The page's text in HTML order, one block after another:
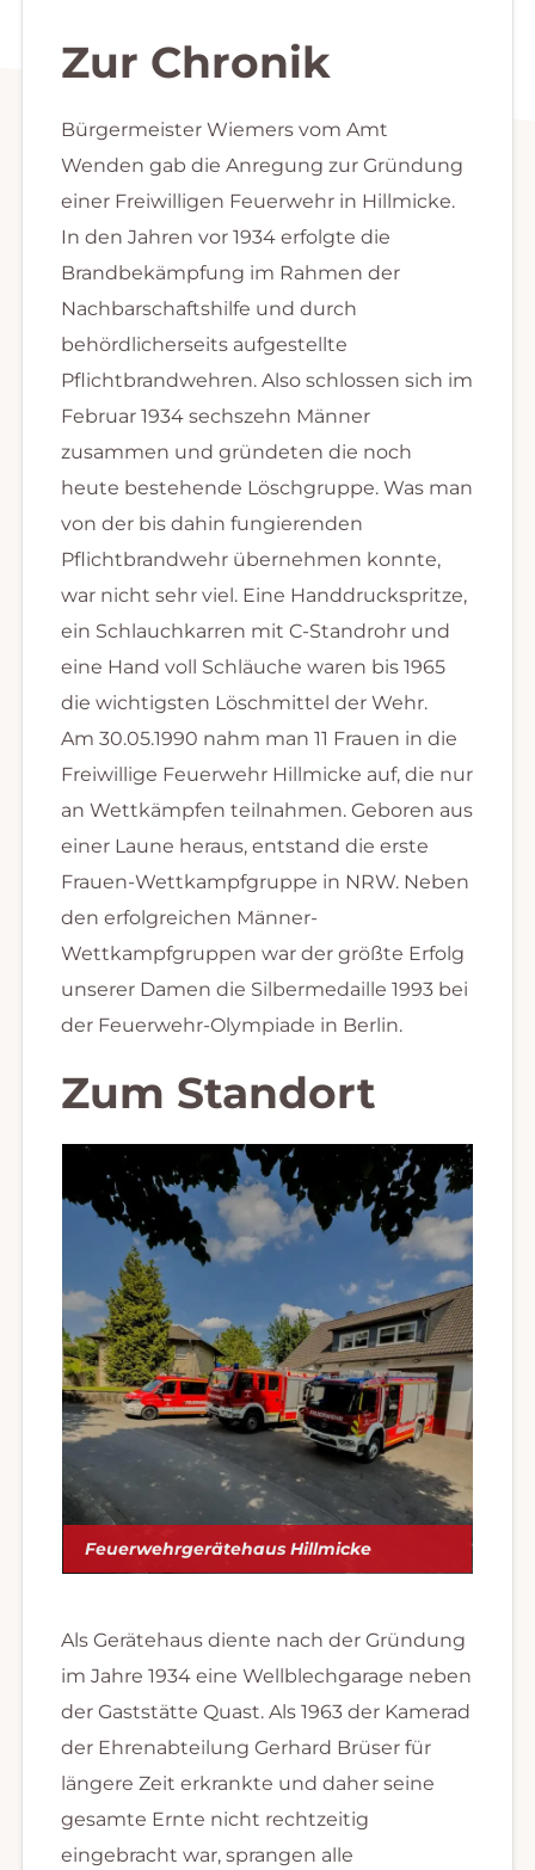
Zur Chronik
Bürgermeister Wiemers vom Amt
Wenden gab die Anregung zur Gründung
einer Freiwilligen Feuerwehr in Hillmicke.
In den Jahren vor 1934 erfolgte die
Brandbekämpfung im Rahmen der
Nachbarschaftshilfe und durch
behördlicherseits aufgestellte
Pflichtbrandwehren. Also schlossen sich im
Februar 1934 sechszehn Männer
zusammen und gründeten die noch
heute bestehende Löschgruppe. Was man
von der bis dahin fungierenden
Pflichtbrandwehr übernehmen konnte,
war nicht sehr viel. Eine Handdruckspritze,
ein Schlauchkarren mit C-Standrohr und
eine Hand voll Schläuche waren bis 1965
die wichtigsten Löschmittel der Wehr.
Am 30.05.1990 nahm man 11 Frauen in die
Freiwillige Feuerwehr Hillmicke auf, die nur
an Wettkämpfen teilnahmen. Geboren aus
einer Laune heraus, entstand die erste
Frauen-Wettkampfgruppe in NRW. Neben
den erfolgreichen Männer-
Wettkampfgruppen war der größte Erfolg
unserer Damen die Silbermedaille 1993 bei
der Feuerwehr-Olympiade in Berlin.
Zum Standort
Feuerwehrgerätehaus Hillmicke
Als Gerätehaus diente nach der Gründung
im Jahre 1934 eine Wellblechgarage neben
der Gaststätte Quast. Als 1963 der Kamerad
der Ehrenabteilung Gerhard Brüser für
längere Zeit erkrankte und daher seine
gesamte Ernte nicht rechtzeitig
eingebracht war, sprangen alle